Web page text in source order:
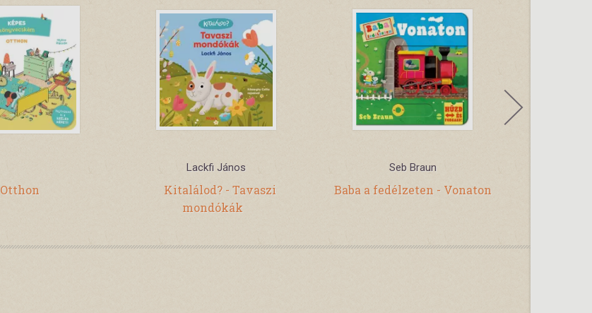
Otthon
Lackfi János
Kitalálod? - Tavaszi
mondókák
Seb Braun
Baba a fedélzeten - Vonaton